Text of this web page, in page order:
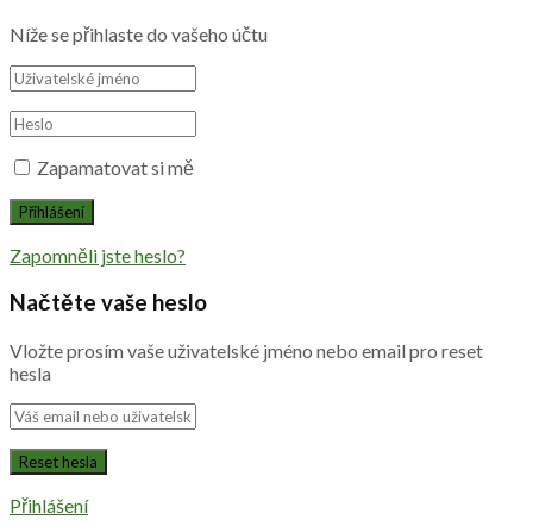
Níže se přihlaste do vašeho účtu
Zapamatovat si mě
Zapomněli jste heslo?
Načtěte vaše heslo
Vložte prosím vaše uživatelské jméno nebo email pro reset
hesla
Přihlášení